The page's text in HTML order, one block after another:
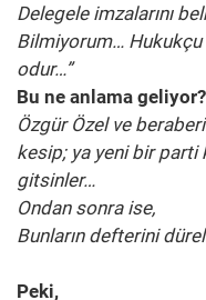
Delegele imzalarını
Bilmiyorum…
odur…”
Bu ne anlama geliyor?
Özgür Özel ve
kesip; ya yeni bir parti
gitsinler…
Ondan sonra ise,
Bunların defterini
Peki,